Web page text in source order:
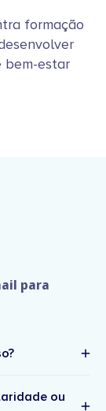
formação
bem-estar
para
ou